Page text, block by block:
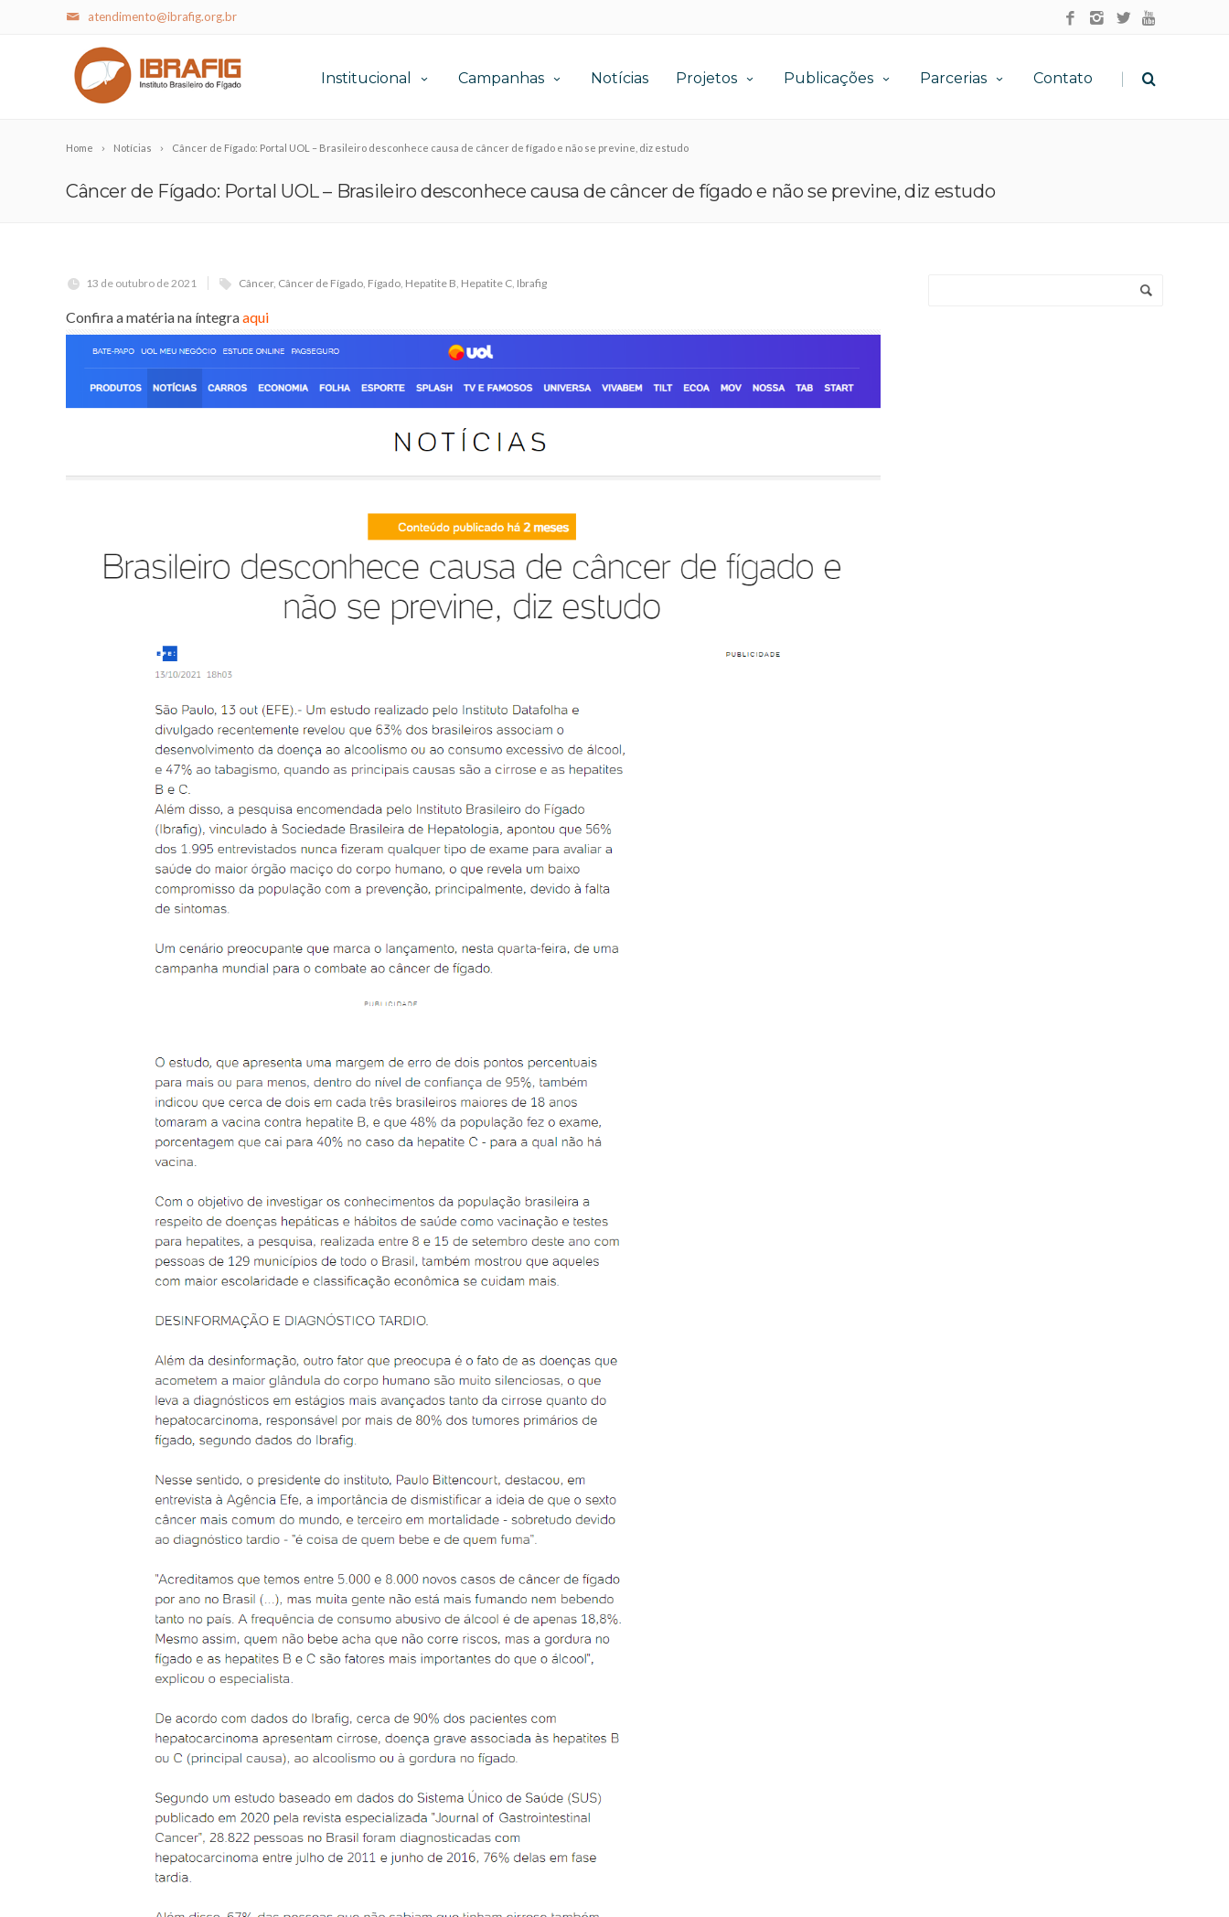
atendimento@ibrafig.org.br
Institucional Campanhas Notícias Projetos Publicações Parcerias Contato |
Home Notícias Câncer de Fígado: Portal UOL – Brasileiro desconhece causa de câncer de fígado e não se previne, diz estudo
Câncer de Fígado: Portal UOL – Brasileiro desconhece causa de câncer de fígado e não se previne, diz estudo
13 de outubro de 2021 Câncer, Câncer de Fígado, Fígado, Hepatite B, Hepatite C, Ibrafig
Confira a matéria na íntegraaqui